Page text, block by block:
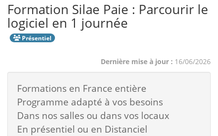
Formation Silae Paie : Parcourir le
logiciel en 1 journée
Présentiel
Dernière mise à jour : 16/06/2026
Formations en France entière
Programme adapté à vos besoins
Dans nos salles ou dans vos locaux
En présentiel ou en Distanciel